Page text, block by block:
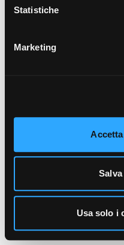
funzionamento, puoi
Statistiche
Marketing
Usa solo i